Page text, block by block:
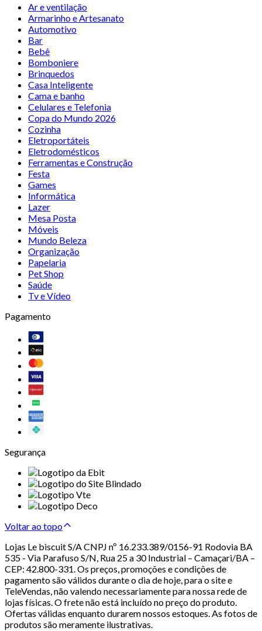
Ar e ventilação
Armarinho e Artesanato
Automotivo
Bar
Bebê
Bomboniere
Brinquedos
Casa Inteligente
Cama e banho
Celulares e Telefonia
Copa do Mundo 2026
Cozinha
Eletroportáteis
Eletrodomésticos
Ferramentas e Construção
Festa
Games
Informática
Lazer
Mesa Posta
Móveis
Mundo Beleza
Organização
Papelaria
Pet Shop
Saúde
Tv e Vídeo
Pagamento
Segurança
Voltar ao topo
Lojas Le biscuit S/A CNPJ nº 16.233.389/0156-91 Rodovia BA
535 - Via Parafuso S/N, Rua 25 a 30 Industrial – Camaçari/BA –
CEP: 42.800-331. Os preços, promoções e condições de
pagamento são válidos durante o dia de hoje, para o site e
TeleVendas, não valendo necessariamente para nossa rede de
lojas físicas. O frete não está incluído no preço do produto.
Ofertas válidas enquanto durarem nossos estoques. As fotos de
produtos são meramente ilustrativas.